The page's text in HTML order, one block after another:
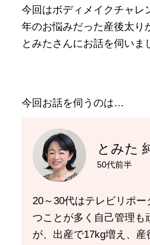
今回はボディメイクチャレ
年のお悩みだった産後太り
とみたさんにお話を伺いま
今回お話を伺うのは…
とみた
50代前半
20～30代はテレビリポ
つことが多く自己管理も
が、出産で17kg増え、産